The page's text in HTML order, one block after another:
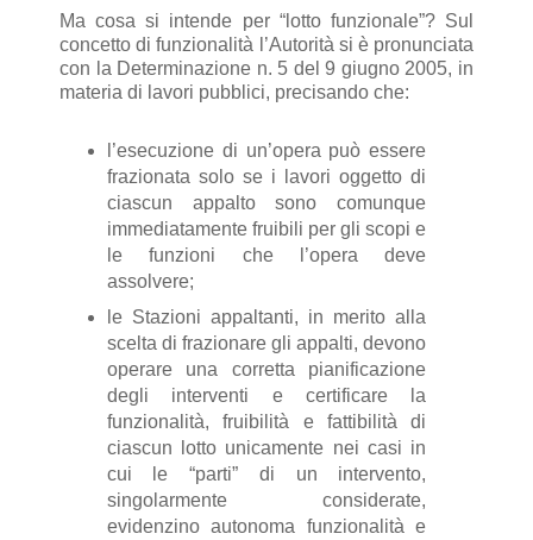
Ma cosa si intende per “lotto funzionale”? Sul
concetto di funzionalità l’Autorità si è pronunciata
con la Determinazione n. 5 del 9 giugno 2005, in
materia di lavori pubblici, precisando che:
l’esecuzione di un’opera può essere
frazionata solo se i lavori oggetto di
ciascun appalto sono comunque
immediatamente fruibili per gli scopi e
le funzioni che l’opera deve
assolvere;
le Stazioni appaltanti, in merito alla
scelta di frazionare gli appalti, devono
operare una corretta pianificazione
degli interventi e certificare la
funzionalità, fruibilità e fattibilità di
ciascun lotto unicamente nei casi in
cui le “parti” di un intervento,
singolarmente considerate,
evidenzino autonoma funzionalità e